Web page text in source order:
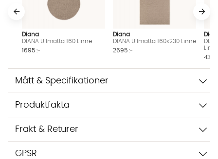
Diana
DIANA Ullmatta 160 Linne
1695 :-
Diana
DIANA Ullmatta 160x230 Linne
2695 :-
Mått & Specifikationer
Produktfakta
Frakt & Returer
GPSR